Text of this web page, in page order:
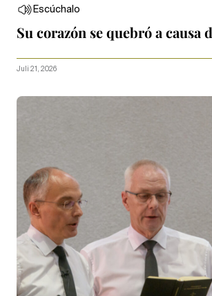
Escúchalo
Su corazón se quebró a causa
Juli 21, 2026